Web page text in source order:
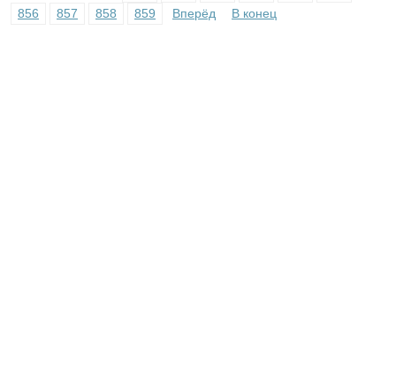
856
857 858 859 Вперёд В конец